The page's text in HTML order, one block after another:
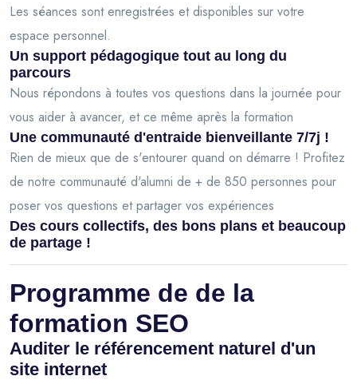
Les séances sont enregistrées et disponibles sur votre
espace personnel.
Un support pédagogique tout au long du
parcours
Nous répondons à toutes vos questions dans la journée pour
vous aider à avancer, et ce même après la formation
Une communauté d'entraide bienveillante 7/7j !
Rien de mieux que de s'entourer quand on démarre ! Profitez
de notre communauté d'alumni de + de 850 personnes pour
poser vos questions et partager vos expériences
Des cours collectifs, des bons plans et beaucoup
de partage !
Programme de de la
formation SEO
Auditer le référencement naturel d'un
site internet